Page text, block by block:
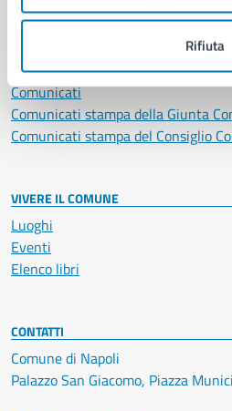
Rifiuta
NOVITÀ
Avvisi
Comunicati
Comunicati stampa della Giunta
Comunicati stampa del Consiglio
VIVERE IL COMUNE
Luoghi
Eventi
Elenco libri
CONTATTI
Comune di Napoli
Palazzo San Giacomo, Piazza